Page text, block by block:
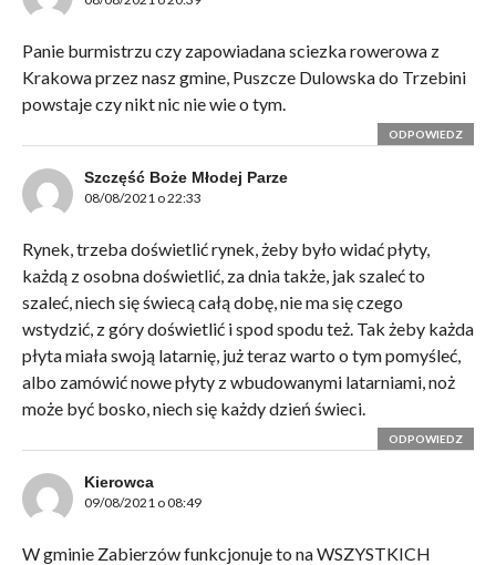
Panie burmistrzu czy zapowiadana sciezka rowerowa z
Krakowa przez nasz gmine, Puszcze Dulowska do Trzebini
powstaje czy nikt nic nie wie o tym.
ODPOWIEDZ
Szczęść Boże Młodej Parze
08/08/2021 o 22:33
Rynek, trzeba doświetlić rynek, żeby było widać płyty,
każdą z osobna doświetlić, za dnia także, jak szaleć to
szaleć, niech się świecą całą dobę, nie ma się czego
wstydzić, z góry doświetlić i spod spodu też. Tak żeby każda
płyta miała swoją latarnię, już teraz warto o tym pomyśleć,
albo zamówić nowe płyty z wbudowanymi latarniami, noż
może być bosko, niech się każdy dzień świeci.
ODPOWIEDZ
Kierowca
09/08/2021 o 08:49
W gminie Zabierzów funkcjonuje to na WSZYSTKICH